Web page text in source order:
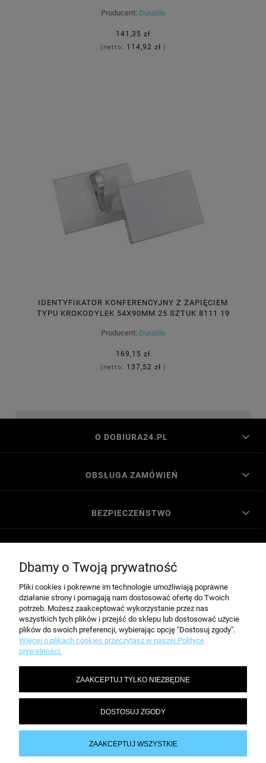
Producent: Durable
141,35 zł
(netto: 114,92 zł )
IDENTYFIKATOR KONFERENCYJNY Z ZAPIĘCIEM
TYPU KROKODYLEK 54X90MM 25 SZTUK 8111 19
Producent: Durable
169,15 zł
(netto: 137,52 zł )
O DOBIURA24.PL
OBSŁUGA ZAMÓWIEŃ
BEZPIECZEŃSTWO
POMOC
Informacje i ceny opublikowane na stronie nie stanowią oferty w rozumieniu
Oferowane przez nas artykuły biurowe Durable dostarczamy do każdego
miasta na terenie całej Polski, nie ważne gdzie mieszkasz, dostawa do
Kielc, Rzeszowa, Szczecina, Lubina zawsze wynosi tyle samo.
Przy zamówieniu powyżej 200 zł dostawa zakupionych materiałów biurowych
Dbamy o Twoją prywatność
Pliki cookies i pokrewne im technologie umożliwiają poprawne
działanie strony i pomagają nam dostosować ofertę do Twoich
potrzeb. Możesz zaakceptować wykorzystanie przez nas
wszystkich tych plików i przejść do sklepu lub dostosować użycie
plików do swoich preferencji, wybierając opcję "Dostosuj zgody".
Więcej o plikach cookies przeczytasz w naszej Polityce
prywatności.
ZAAKCEPTUJ TYLKO NIEZBĘDNE
DOSTOSUJ ZGODY
ZAAKCEPTUJ WSZYSTKIE